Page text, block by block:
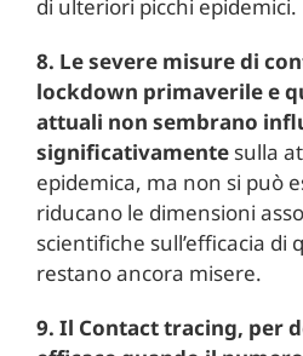
di ulteriori picchi epidemici.
8. Le severe misure di
lockdown primaverile e
attuali non sembrano
significativamentesulla
epidemica, ma non si può
riducano le dimensioni
scientifiche sull’efficacia di
restano ancora misere.
9. Il Contact tracing, per